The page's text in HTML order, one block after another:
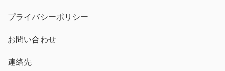
プライバシーポリシー
お問い合わせ
連絡先